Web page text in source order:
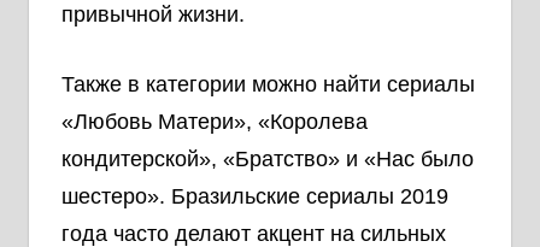
привычной жизни.
Также в категории можно найти сериалы
«Любовь Матери», «Королева
кондитерской», «Братство» и «Нас было
шестеро». Бразильские сериалы 2019
года часто делают акцент на сильных